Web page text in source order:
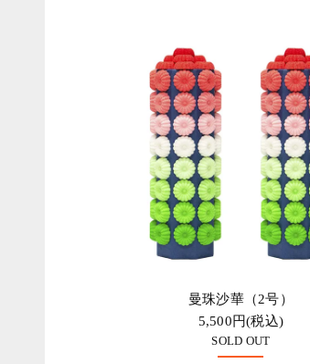
曼珠沙華（2号）
5,500円(税込)
SOLD OUT